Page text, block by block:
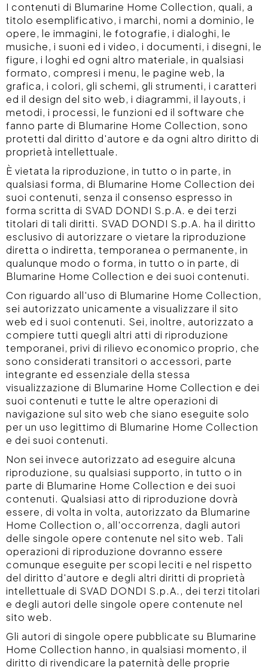
I contenuti di Blumarine Home Collection, quali, a
titolo esemplificativo, i marchi, nomi a dominio, le
opere, le immagini, le fotografie, i dialoghi, le
musiche, i suoni ed i video, i documenti, i disegni, le
figure, i loghi ed ogni altro materiale, in qualsiasi
formato, compresi i menu, le pagine web, la
grafica, i colori, gli schemi, gli strumenti, i caratteri
ed il design del sito web, i diagrammi, il layouts, i
metodi, i processi, le funzioni ed il software che
fanno parte di Blumarine Home Collection, sono
protetti dal diritto d'autore e da ogni altro diritto di
proprietà intellettuale.
È vietata la riproduzione, in tutto o in parte, in
qualsiasi forma, di Blumarine Home Collection dei
suoi contenuti, senza il consenso espresso in
forma scritta di SVAD DONDI S.p.A. e dei terzi
titolari di tali diritti. SVAD DONDI S.p.A. ha il diritto
esclusivo di autorizzare o vietare la riproduzione
diretta o indiretta, temporanea o permanente, in
qualunque modo o forma, in tutto o in parte, di
Blumarine Home Collection e dei suoi contenuti.
Con riguardo all'uso di Blumarine Home Collection,
sei autorizzato unicamente a visualizzare il sito
web ed i suoi contenuti. Sei, inoltre, autorizzato a
compiere tutti quegli altri atti di riproduzione
temporanei, privi di rilievo economico proprio, che
sono considerati transitori o accessori, parte
integrante ed essenziale della stessa
visualizzazione di Blumarine Home Collection e dei
suoi contenuti e tutte le altre operazioni di
navigazione sul sito web che siano eseguite solo
per un uso legittimo di Blumarine Home Collection
e dei suoi contenuti.
Non sei invece autorizzato ad eseguire alcuna
riproduzione, su qualsiasi supporto, in tutto o in
parte di Blumarine Home Collection e dei suoi
contenuti. Qualsiasi atto di riproduzione dovrà
essere, di volta in volta, autorizzato da Blumarine
Home Collection o, all'occorrenza, dagli autori
delle singole opere contenute nel sito web. Tali
operazioni di riproduzione dovranno essere
comunque eseguite per scopi leciti e nel rispetto
del diritto d'autore e degli altri diritti di proprietà
intellettuale di SVAD DONDI S.p.A., dei terzi titolari
e degli autori delle singole opere contenute nel
sito web.
Gli autori di singole opere pubblicate su Blumarine
Home Collection hanno, in qualsiasi momento, il
diritto di rivendicare la paternità delle proprie